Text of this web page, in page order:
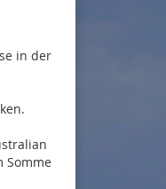
in der
Somme